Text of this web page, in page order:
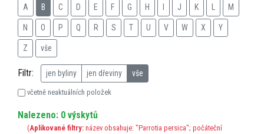
A B C D E F G H J K M
N O P Q R S T U V W X Y
Z vše
Filtr: jen byliny jen dřeviny vše
včetně neaktuálních položek
Nalezeno: 0 výskytů
(Aplikované filtry: název obsahuje: "Parrotia persica"; počáteční